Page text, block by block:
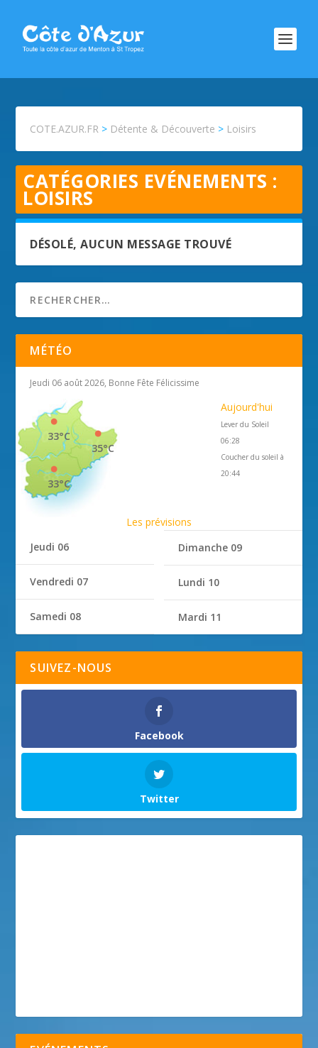
COTE.AZUR.FR > Détente & Découverte > Loisirs
CATÉGORIES EVÉNEMENTS :
LOISIRS
DÉSOLÉ, AUCUN MESSAGE TROUVÉ
MÉTÉO
Jeudi 06 août 2026, Bonne Fête Félicissime
35°C
33°C
33°C
Aujourd'hui
Lever du Soleil
06:28
Coucher du soleil à
20:44
Les prévisions
Jeudi 06
Vendredi 07
Samedi 08
Dimanche 09
Lundi 10
Mardi 11
SUIVEZ-NOUS
Facebook
Twitter